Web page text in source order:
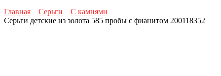
Главная
Серьги
С камнями
Серьги детские из золота 585 пробы с фианитом 200118352